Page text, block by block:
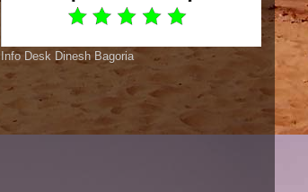
Info Desk Dinesh Bagoria